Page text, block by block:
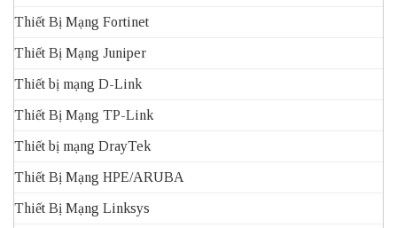
Thiết Bị Mạng Fortinet
Thiết Bị Mạng Juniper
Thiết bị mạng D-Link
Thiết Bị Mạng TP-Link
Thiết bị mạng DrayTek
Thiết Bị Mạng HPE/ARUBA
Thiết Bị Mạng Linksys